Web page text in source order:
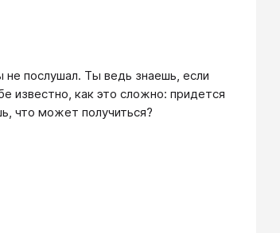
послушал. Ты ведь знаешь, если
известно, как это сложно: придется
что может получиться?